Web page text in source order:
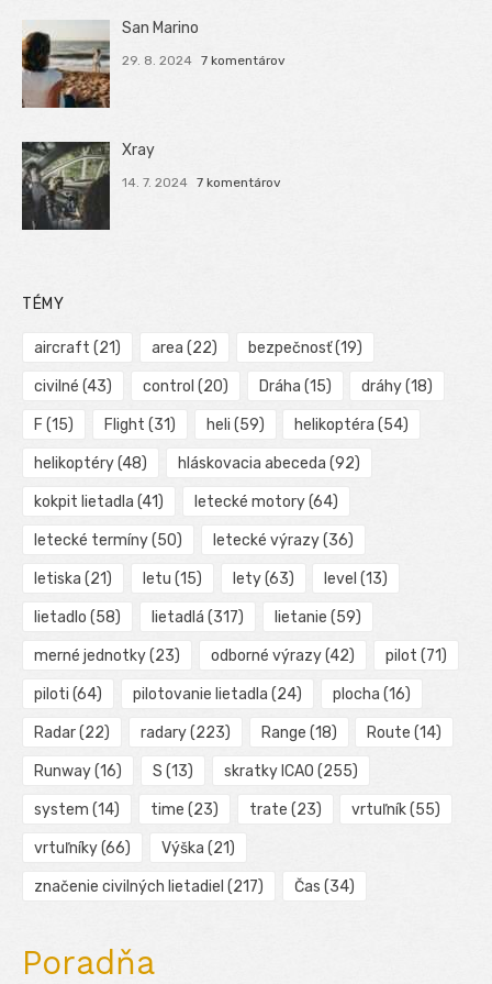
San Marino
29. 8. 2024 7 komentárov
Xray
14. 7. 2024 7 komentárov
TÉMY
aircraft (21) area (22) bezpečnosť(19)
civilné (43) control (20) Dráha (15) dráhy(18)
F (15) Flight (31) heli (59) helikoptéra (54)
helikoptéry(48) hláskovacia abeceda (92)
kokpit lietadla (41) letecké motory(64)
letecké termíny(50) letecké výrazy(36)
letiska (21) letu (15) lety(63) level (13)
lietadlo (58) lietadlá (317) lietanie (59)
merné jednotky(23) odborné výrazy(42) pilot (71)
piloti (64) pilotovanie lietadla (24) plocha (16)
Radar(22) radary(223) Range (18) Route (14)
Runway(16) S (13) skratky ICAO (255)
system (14) time (23) trate (23) vrtuľník(55)
vrtuľníky(66) Výška (21)
značenie civilných lietadiel (217) Čas (34)
Poradňa